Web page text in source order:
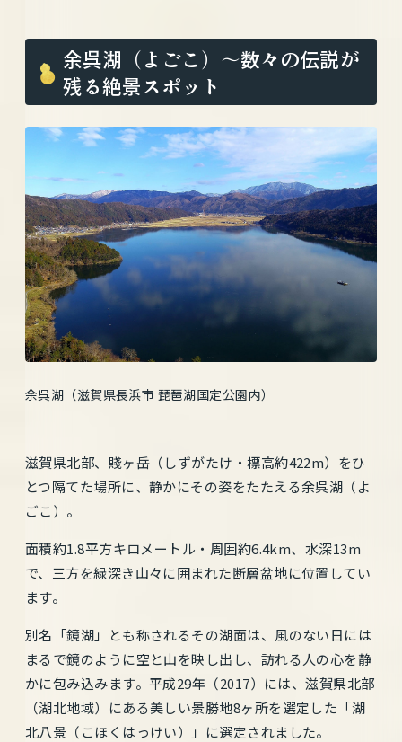
余呉湖（よごこ）〜数々の伝説が
残る絶景スポット
余呉湖（滋賀県長浜市 琵琶湖国定公園内）
滋賀県北部、賤ヶ岳（しずがたけ・標高約422m）をひ
とつ隔てた場所に、静かにその姿をたたえる余呉湖（よ
ごこ）。
面積約1.8平方キロメートル・周囲約6.4km、水深13m
で、三方を緑深き山々に囲まれた断層盆地に位置してい
ます。
別名「鏡湖」とも称されるその湖面は、風のない日には
まるで鏡のように空と山を映し出し、訪れる人の心を静
かに包み込みます。平成29年（2017）には、滋賀県北部
（湖北地域）にある美しい景勝地8ヶ所を選定した「湖
北八景（こほくはっけい）」に選定されました。